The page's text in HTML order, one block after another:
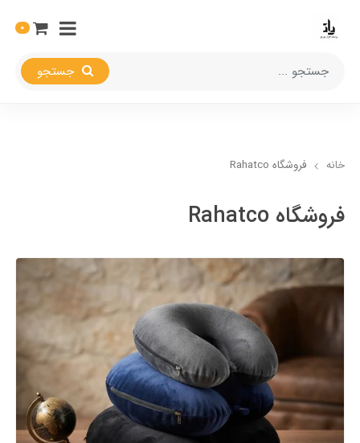
0
خانه فروشگاه Rahatco
فروشگاه Rahatco